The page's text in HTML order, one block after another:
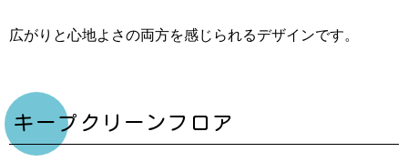
広がりと心地よさの両方を感じられるデザインです。
キープクリーンフロア